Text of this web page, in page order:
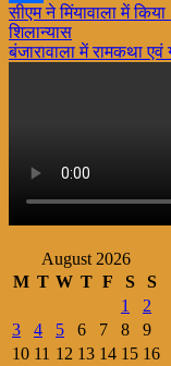
Share
Post
navigation
सीएम ने मिंयावाला में
शिलान्यास
बंजारावाला में रामकथा
August 2026
M T W T F S
S
1
2
3
4 5 6 7 8
9
10 11 12 13 14 15 16